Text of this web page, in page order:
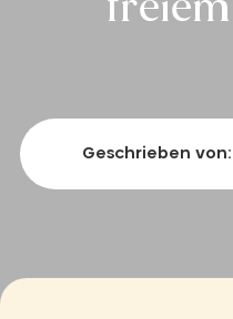
Geschrieben